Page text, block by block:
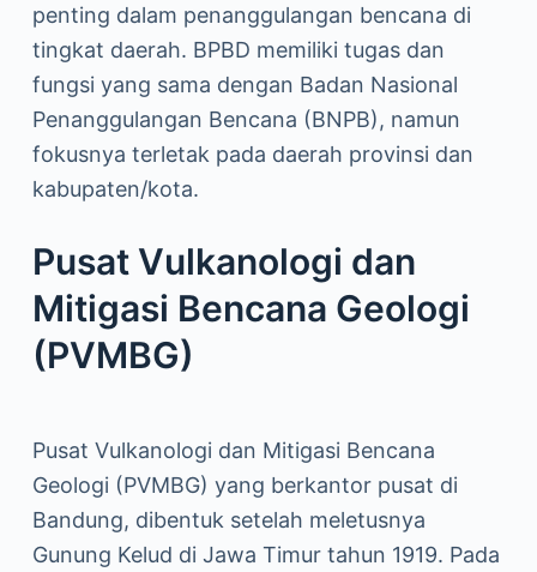
penting dalam penanggulangan bencana di
tingkat daerah. BPBD memiliki tugas dan
fungsi yang sama dengan Badan Nasional
Penanggulangan Bencana (BNPB), namun
fokusnya terletak pada daerah provinsi dan
kabupaten/kota.
Pusat Vulkanologi dan
Mitigasi Bencana Geologi
(PVMBG)
Pusat Vulkanologi dan Mitigasi Bencana
Geologi (PVMBG) yang berkantor pusat di
Bandung, dibentuk setelah meletusnya
Gunung Kelud di Jawa Timur tahun 1919. Pada